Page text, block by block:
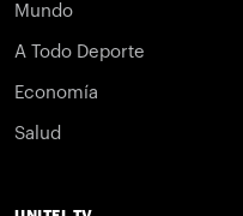
Mundo
A Todo Deporte
Economía
Salud